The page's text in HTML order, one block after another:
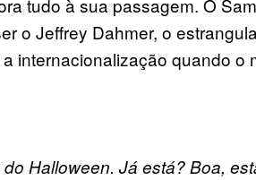
tudo à sua passagem. O
o Jeffrey Dahmer, o
internacionalização quando o
Halloween. Já está? Boa,